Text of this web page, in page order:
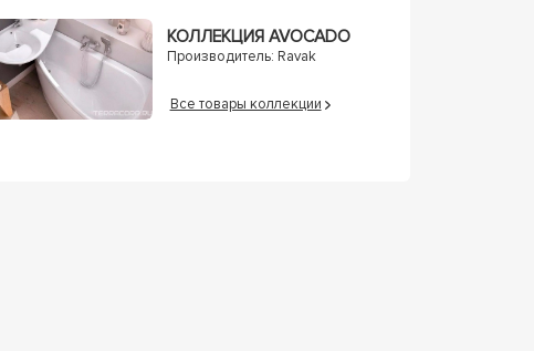
КОЛЛЕКЦИЯ AVOCADO
Производитель: Ravak
Все товары коллекции